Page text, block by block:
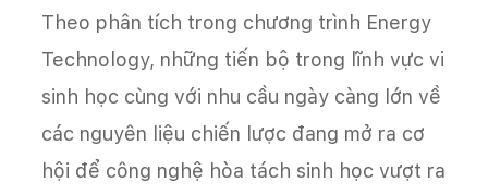
Theo phân tích trong chương trình Energy
Technology, những tiến bộ trong lĩnh vực vi
sinh học cùng với nhu cầu ngày càng lớn về
các nguyên liệu chiến lược đang mở ra cơ
hội để công nghệ hòa tách sinh học vượt ra